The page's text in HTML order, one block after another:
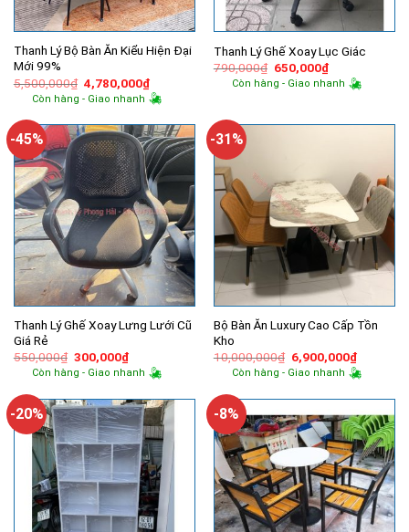
Thanh Lý Bộ Bàn Ăn Kiểu Hiện Đại
Mới 99%
5,500,000₫ Giá
gốc
là:
4,780,000₫Giá
hiện
tại
4,780,000₫.
Còn hàng - Giao nhanh
Thanh Lý Ghế Xoay Lục Giác
790,000₫ Giá
gốc
là:
650,000₫Giá
hiện
tại
Còn hàng - Giao nhanh
-45%
Thanh Lý Ghế Xoay Lưng Lưới Cũ
Giá Rẻ
550,000₫ Giá
gốc
là:
300,000₫Giá
hiện
tại
300,000₫.
Còn hàng - Giao nhanh
-31%
Bộ Bàn Ăn Luxury Cao Cấp Tồn
Kho
10,000,000₫ Giá
gốc
là:
6,900,000₫Giá
hiện
tại
Còn hàng - Giao nhanh
-20% -8%